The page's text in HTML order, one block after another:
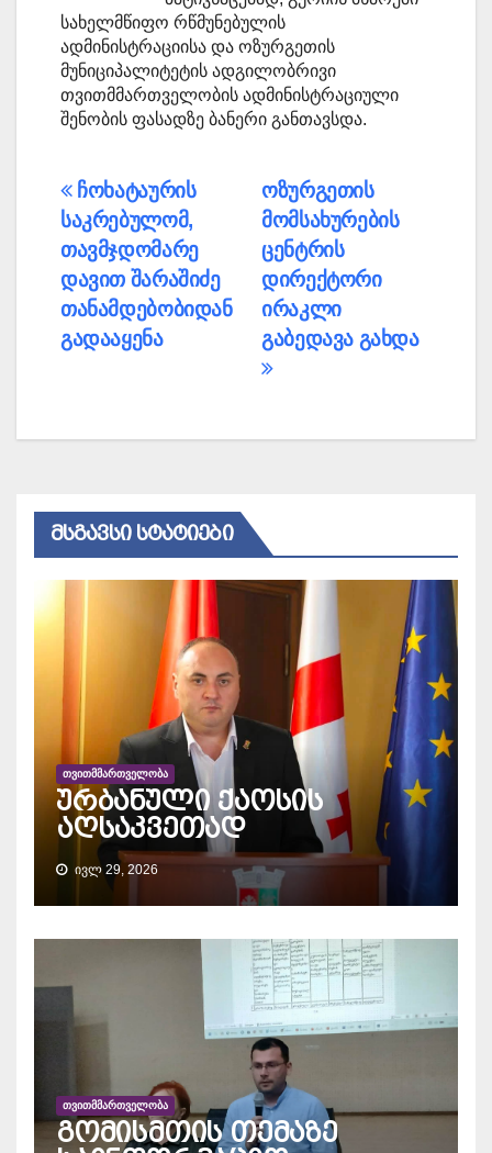
სახელმწიფო რწმუნებულის
ადმინისტრაციისა და ოზურგეთის
მუნიციპალიტეტის ადგილობრივი
თვითმმართველობის ადმინისტრაციული
შენობის ფასადზე ბანერი განთავსდა.
პოსტის
ნავიგაცია
ოზურგეთის
მომსახურების
ცენტრის
დირექტორი
ირაკლი
გაბედავა გახდა
ჩოხატაურის
საკრებულომ,
თავმჯდომარე
დავით შარაშიძე
თანამდებობიდან
გადააყენა
ᲛᲡᲒᲐᲕᲡᲘ ᲡᲢᲐᲢᲘᲔᲑᲘ
ᲗᲕᲘᲗᲛᲛᲐᲠᲗᲕᲔᲚᲝᲑᲐ
ურბანული ქაოსის
აღსაკვეთად
ᲘᲕᲚ 29, 2026
ᲗᲕᲘᲗᲛᲛᲐᲠᲗᲕᲔᲚᲝᲑᲐ
გომისმთის თემაზე